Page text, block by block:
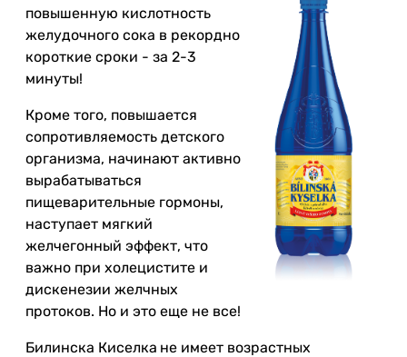
повышенную кислотность
желудочного сока в рекордно
короткие сроки - за 2-3
минуты!
Кроме того, повышается
сопротивляемость детского
организма, начинают активно
вырабатываться
пищеварительные гормоны,
наступает мягкий
желчегонный эффект, что
важно при холецистите и
дискенезии желчных
протоков. Но и это еще не все!
Билинска Киселка не имеет возрастных